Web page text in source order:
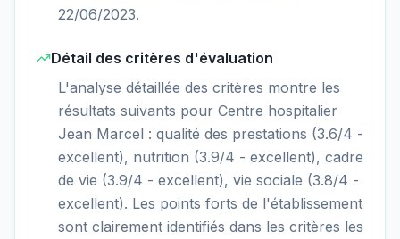
22/06/2023.
Détail des critères d'évaluation
L'analyse détaillée des critères montre les
résultats suivants pour Centre hospitalier
Jean Marcel : qualité des prestations (3.6/4 -
excellent), nutrition (3.9/4 - excellent), cadre
de vie (3.9/4 - excellent), vie sociale (3.8/4 -
excellent). Les points forts de l'établissement
sont clairement identifiés dans les critères les